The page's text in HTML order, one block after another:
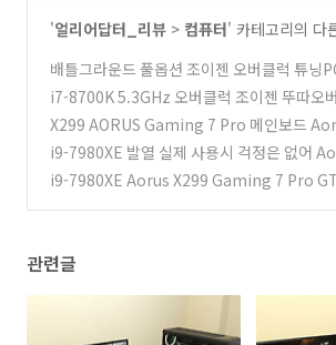
'얼리어답터_리뷰 > 컴퓨터' 카테고리의 다
배틀그라운드 풀옵션 조이젠 오버클럭 튜닝
게임 후기
(8)
i7-8700K 5.3GHz 오버클럭 조이젠 뚜따오
럭 PC 사용기
(12)
X299 AORUS Gaming 7 Pro 메인보드
유틸리티 사용기 (1)
i9-7980XE 발열 실제 사용시 걱정은 없어
s X299 Gaming 7 Pro
(10)
i9-7980XE Aorus X299 Gaming 7 Pro
관련글